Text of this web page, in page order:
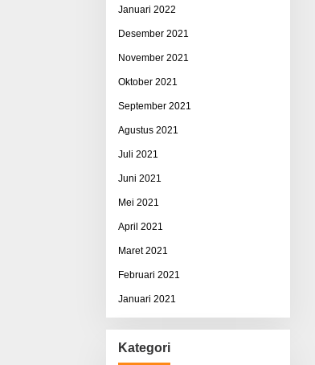
Januari 2022
Desember 2021
November 2021
Oktober 2021
September 2021
Agustus 2021
Juli 2021
Juni 2021
Mei 2021
April 2021
Maret 2021
Februari 2021
Januari 2021
Kategori